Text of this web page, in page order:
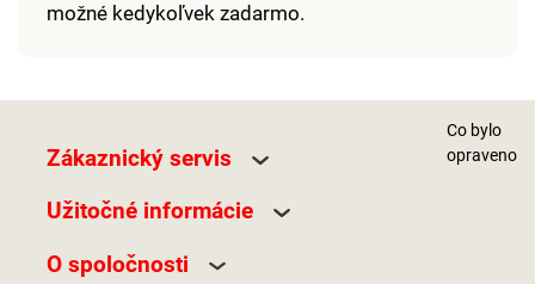
možné kedykoľvek zadarmo.
Zákaznický servis
Užitočné informácie
O spoločnosti
Co bylo
opraveno